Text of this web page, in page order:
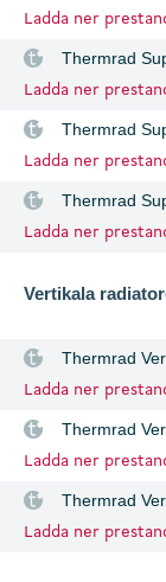
Ladda ner
Thermrad
Ladda ner
Thermrad
Ladda ner
Thermrad
Ladda ner
Vertikala
Thermrad
Ladda ner
Thermrad
Ladda ner
Thermrad
Ladda ner